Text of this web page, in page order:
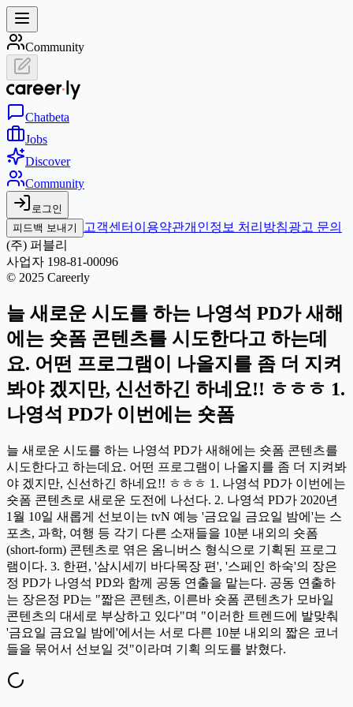
Community
Chatbeta
Jobs
Discover
Community
로그인
피드백 보내기
고객센터 이용약관개인정보 처리방침광고 문의
(주) 퍼블리
사업자 198-81-00096
© 2025 Careerly
늘 새로운 시도를 하는 나영석 PD가 새해
에는 숏폼 콘텐츠를 시도한다고 하는데
요. 어떤 프로그램이 나올지를 좀 더 지켜
봐야 겠지만, 신선하긴 하네요!! ㅎㅎㅎ 1.
나영석 PD가 이번에는 숏폼
늘 새로운 시도를 하는 나영석 PD가 새해에는 숏폼 콘텐츠를
시도한다고 하는데요. 어떤 프로그램이 나올지를 좀 더 지켜봐
야 겠지만, 신선하긴 하네요!! ㅎㅎㅎ 1. 나영석 PD가 이번에는
숏폼 콘텐츠로 새로운 도전에 나선다. 2. 나영석 PD가 2020년
1월 10일 새롭게 선보이는 tvN 예능 '금요일 금요일 밤에'는 스
포츠, 과학, 여행 등 각기 다른 소재들을 10분 내외의 숏폼
(short-form) 콘텐츠로 엮은 옴니버스 형식으로 기획된 프로그
램이다. 3. 한편, '삼시세끼 바다목장 편', '스페인 하숙'의 장은
정 PD가 나영석 PD와 함께 공동 연출을 맡는다. 공동 연출하
는 장은정 PD는 "짧은 콘텐츠, 이른바 숏폼 콘텐츠가 모바일
콘텐츠의 대세로 부상하고 있다"며 "이러한 트렌드에 발맞춰
'금요일 금요일 밤에'에서는 서로 다른 10분 내외의 짧은 코너
들을 묶어서 선보일 것"이라며 기획 의도를 밝혔다.